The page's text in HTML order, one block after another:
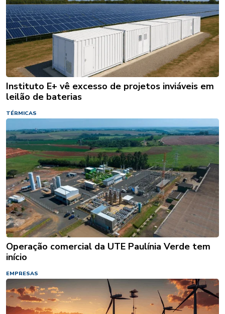
Instituto E+ vê excesso de projetos inviáveis em
leilão de baterias
TÉRMICAS
Operação comercial da UTE Paulínia Verde tem
início
EMPRESAS